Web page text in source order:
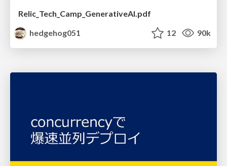
Relic_Tech_Camp_GenerativeAI.pdf
hedgehog051
12 90k